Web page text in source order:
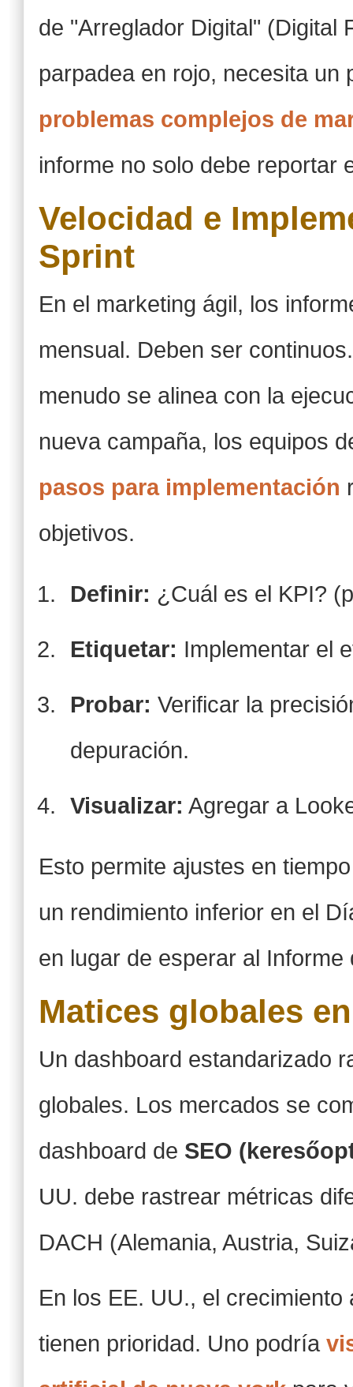
de "Arreglador Digital" (Digital
parpadea en rojo, necesita un
problemas complejos de
informe no solo debe reportar
Velocidad e
Sprint
En el marketing ágil, los
mensual. Deben ser
menudo se alinea con la
nueva campaña, los equipos
pasos para implementación
objetivos.
Definir: ¿Cuál es el KPI?
Etiquetar: Implementar el
Probar: Verificar la
depuración.
Visualizar: Agregar a
Esto permite ajustes en
un rendimiento inferior en el
en lugar de esperar al Informe
Matices globales
Un dashboard estandarizado
globales. Los mercados se
dashboard de SEO
UU. debe rastrear métricas
DACH (Alemania, Austria,
En los EE. UU., el
tienen prioridad. Uno podría